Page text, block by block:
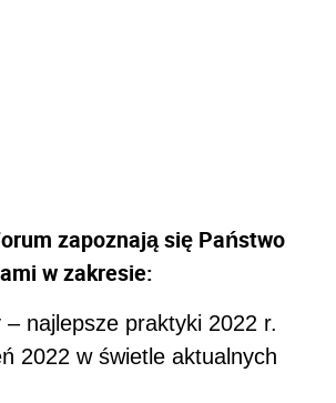
zapoznają się Państwo
w zakresie:
– najlepsze praktyki 2022 r.
2022 w świetle aktualnych